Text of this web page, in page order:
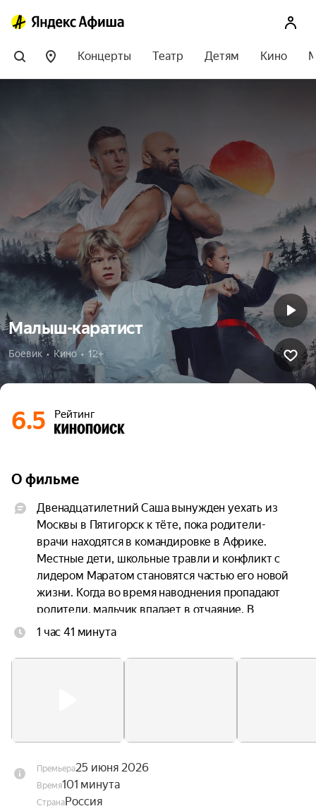
Концерты Театр Детям Кино
Малыш-каратист
Боевик  •  Кино  •  12+
6.5 Рейтинг
О фильме
Двенадцатилетний Саша вынужден уехать из
Москвы в Пятигорск к тёте, пока родители-
врачи находятся в командировке в Африке.
Местные дети, школьные травли и конфликт с
лидером Маратом становятся частью его новой
жизни. Когда во время наводнения пропадают
родители, мальчик впадает в отчаяние. В
поисках силы он находит увлечение — карате,
помогают ему преодолеть страх, развивать
1 час 41 минута
Премьера25 июня 2026
Время101 минута
СтранаРоссия